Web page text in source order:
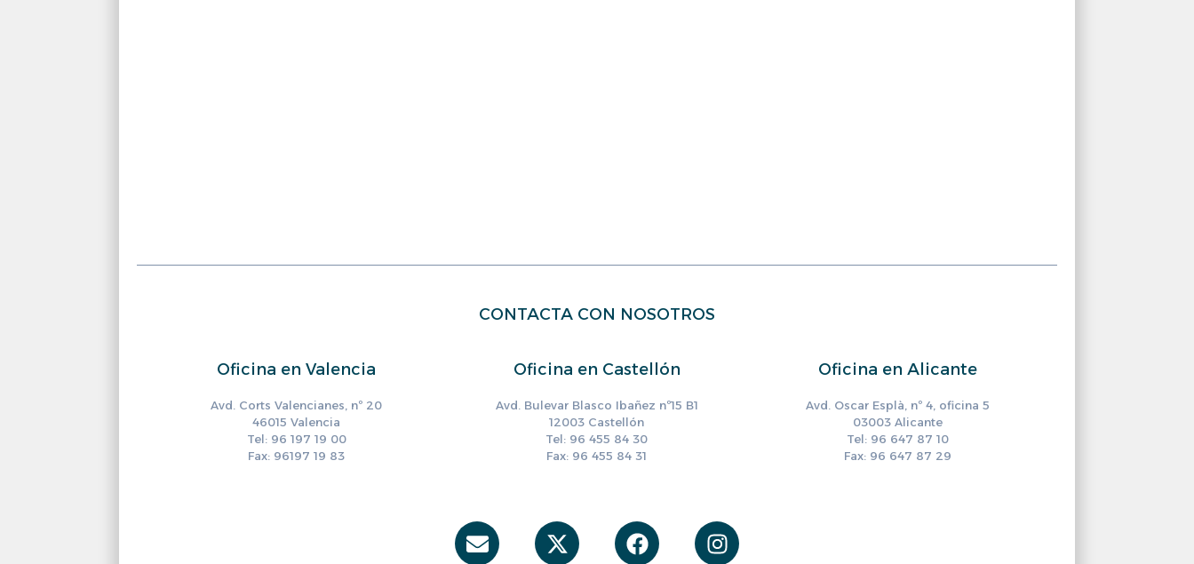
CONTACTA CON NOSOTROS
Oficina en Valencia
Avd. Corts Valencianes, nº 20
46015 Valencia
Tel: 96 197 19 00
Fax: 96197 19 83
Oficina en Castellón
Avd. Bulevar Blasco Ibañez nº15 B1
12003 Castellón
Tel: 96 455 84 30
Fax: 96 455 84 31
Oficina en Alicante
Avd. Oscar Esplà, nº 4, oficina 5
03003 Alicante
Tel: 96 647 87 10
Fax: 96 647 87 29
Envelope
X-
twitter
FacebookInstagram